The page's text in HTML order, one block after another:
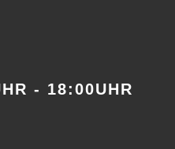
- 18:00UHR